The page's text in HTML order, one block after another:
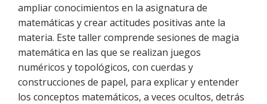
ampliar conocimientos en la asignatura de
matemáticas y crear actitudes positivas ante la
materia. Este taller comprende sesiones de magia
matemática en las que se realizan juegos
numéricos y topológicos, con cuerdas y
construcciones de papel, para explicar y entender
los conceptos matemáticos, a veces ocultos, detrás